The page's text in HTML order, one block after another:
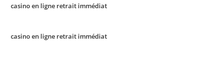
casino en ligne retrait immédiat
casino en ligne retrait immédiat